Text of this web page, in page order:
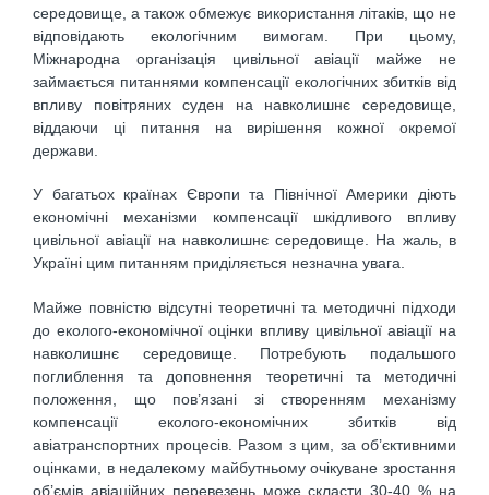
середовище, а також обмежує використання літаків, що не
відповідають екологічним вимогам. При цьому,
Міжнародна організація цивільної авіації майже не
займається питаннями компенсації екологічних збитків від
впливу повітряних суден на навколишнє середовище,
віддаючи ці питання на вирішення кожної окремої
держави.
У багатьох країнах Європи та Північної Америки діють
економічні механізми компенсації шкідливого впливу
цивільної авіації на навколишнє середовище. На жаль, в
Україні цим питанням приділяється незначна увага.
Майже повністю відсутні теоретичні та методичні підходи
до еколого-економічної оцінки впливу цивільної авіації на
навколишнє середовище. Потребують подальшого
поглиблення та доповнення теоретичні та методичні
положення, що пов’язані зі створенням механізму
компенсації еколого-економічних збитків від
авіатранспортних процесів. Разом з цим, за об’єктивними
оцінками, в недалекому майбутньому очікуване зростання
об’ємів авіаційних перевезень може скласти 30-40 % на